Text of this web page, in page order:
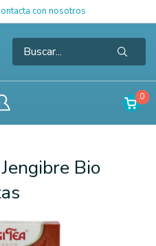
con nosotros
0
Bio